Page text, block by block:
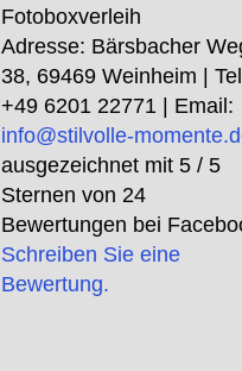
Fotoboxverleih
Adresse: Bärsbacher
38, 69469Weinheim |
+49 6201 22771| Email:
info@stilvolle-
ausgezeichnet mit 5/ 5
Sternen von 24
Bewertungen bei
Schreiben Sie eine
Bewertung.